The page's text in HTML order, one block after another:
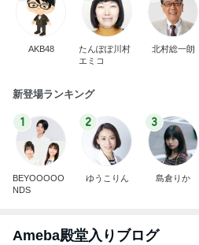
AKB48
たんぽぽ川村
エミコ
北村総一朗
新登場ランキング
1
BEYOOOOO
NDS
2
ゆうこりん
3
島倉りか
Ameba殿堂入りブログ